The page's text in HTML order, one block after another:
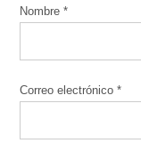
Nombre*
Correo electrónico*